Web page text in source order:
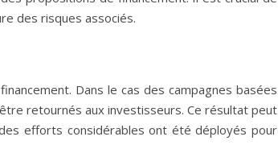
des risques associés.
Dans le cas des campagnes basées
retournés aux investisseurs. Ce résultat peut
efforts considérables ont été déployés pour